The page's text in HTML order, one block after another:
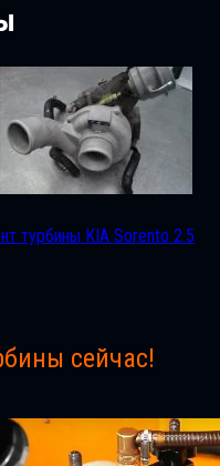
турбины KIA Sorento 2.5
сейчас!